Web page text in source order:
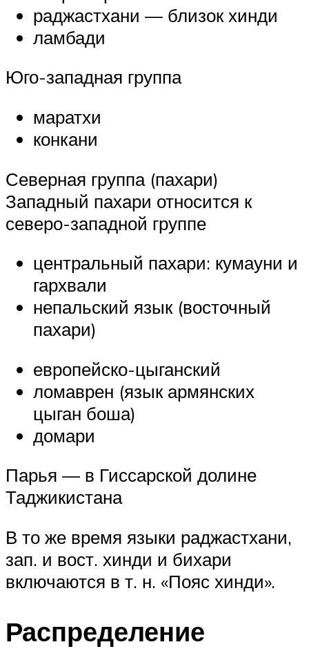
раджастхани — близок хинди
ламбади
Юго-западная группа
маратхи
конкани
Северная группа (пахари)
Западный пахари относится к
северо-западной группе
центральный пахари: кумауни и
гархвали
непальский язык (восточный
пахари)
европейско-цыганский
ломаврен (язык армянских
цыган боша)
домари
Парья — в Гиссарской долине
Таджикистана
В то же время языки раджастхани,
зап. и вост. хинди и бихари
включаются в т. н. «Пояс хинди».
Распределение